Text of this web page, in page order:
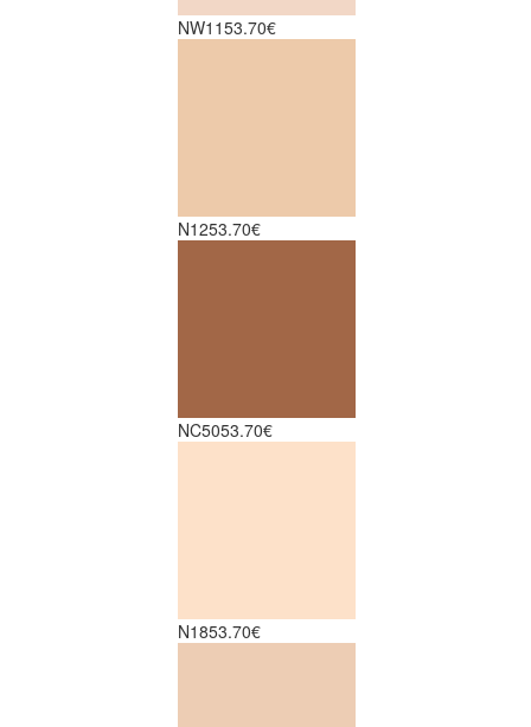
NW1153.70€
N1253.70€
NC5053.70€
N1853.70€